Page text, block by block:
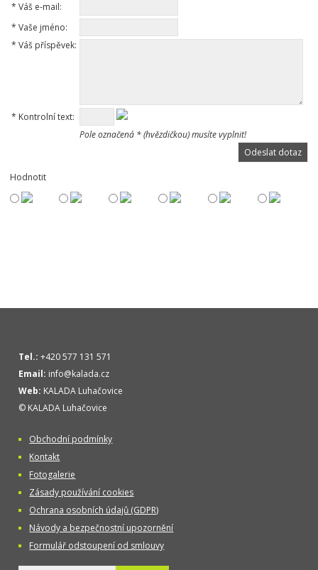
* Váš e-mail:
* Vaše jméno:
* Váš příspěvek:
* Kontrolní text:
Pole označená * (hvězdičkou) musíte vyplnit!
Hodnotit
Tel.: +420 577 131 571
Email: info@kalada.cz
Web: KALADA Luhačovice
© KALADA Luhačovice
Obchodní podmínky
Kontakt
Fotogalerie
Zásady používání cookies
Ochrana osobních údajů (GDPR)
Návody a bezpečnostní upozornění
Formulář odstoupení od smlouvy